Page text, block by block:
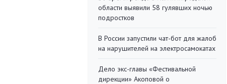
области выявили 58 гулявших ночью
подростков
В России запустили чат-бот для жалоб
на нарушителей на электросамокатах
Дело экс-главы «Фестивальной
дирекции» Акоповой о